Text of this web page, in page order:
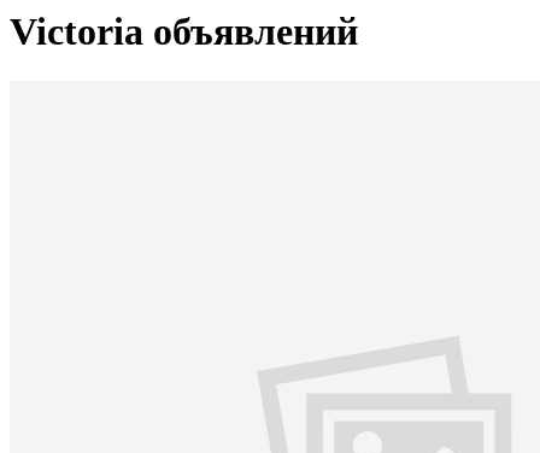
Victoria объявлений